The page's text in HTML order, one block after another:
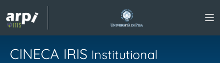
CINECA IRIS Institutional